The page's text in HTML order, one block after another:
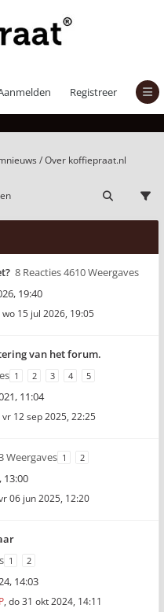
Registreer
/ Over koffiepraat.nl
8 Reacties 4610 Weergaves
19:40
wo 15 jul 2026, 19:05
van het forum.
1 2 3 4 5
11:04
vr 12 sep 2025, 22:25
Weergaves 1 2
13:00
06 jun 2025, 12:20
1 2
14:03
, do 31 okt 2024, 14:11